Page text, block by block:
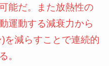
能だ。また放熱性の
運動する減衰力から
を減らすことで連続的
。